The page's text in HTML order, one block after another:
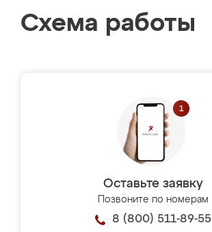
Схема работы
Оставьте заявку
Позвоните по номерам
8 (800) 511-89-55